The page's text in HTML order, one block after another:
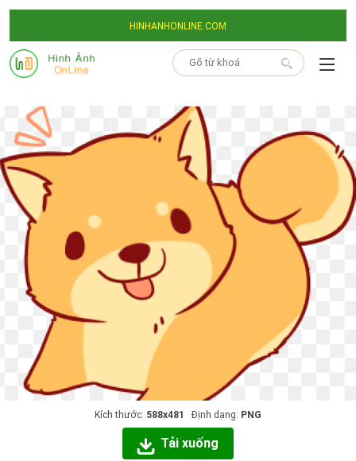
HINHANHONLINE.COM
Kích thước: 588x481 Định dạng: PNG
Tải xuống